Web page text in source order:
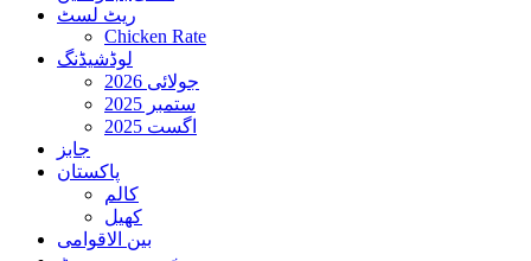
ریٹ لسٹ
Chicken Rate
لوڈشیڈنگ
جولائی 2026
ستمبر 2025
اگست 2025
جابز
پاکستان
کالم
کھیل
بین الاقوامی